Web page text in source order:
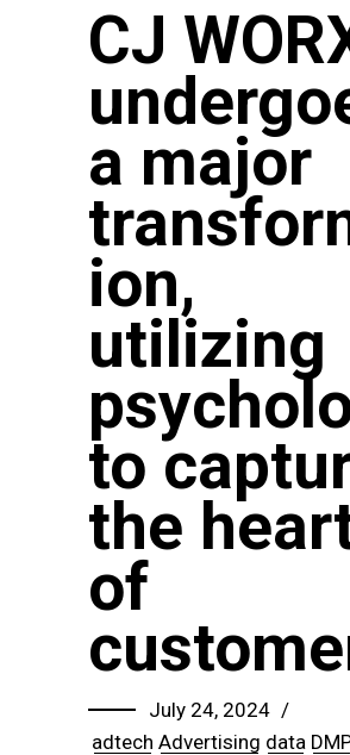
CJ
a major
ion,
utilizing
to
the
of
July 24, 2024
adtech Advertising data